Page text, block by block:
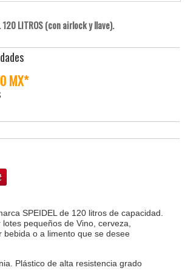
120 LITROS (con airlock y llave).
MX*
SPEIDEL de 120 litros de capacidad.
pequeños de Vino, cerveza,
bebida o a limento que se desee
Plástico de alta resistencia grado